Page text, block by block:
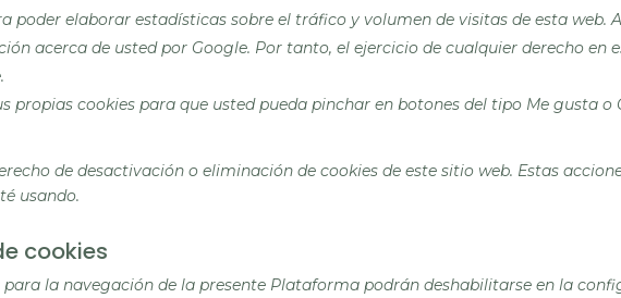
poder elaborar estadísticas sobre el tráfico y volumen de visitas de esta web.
acerca de usted por Google. Por tanto, el ejercicio de cualquier derecho en
propiascookies para que usted pueda pinchar en botones del tipo Me gusta o
de desactivación o eliminación de cookies de este sitio web. Estas
usando.
cookies
la navegación de la presente Plataforma podrán deshabilitarse en la